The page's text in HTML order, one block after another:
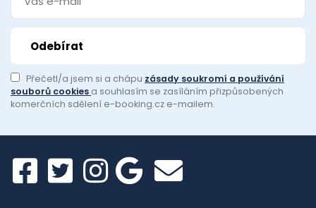
Přečetl/a jsem si a chápu zásady soukromí a používání
souborů cookies a souhlasím se zasíláním přizpůsobených
komerčních sdělení e-booking.cz e-mailem.